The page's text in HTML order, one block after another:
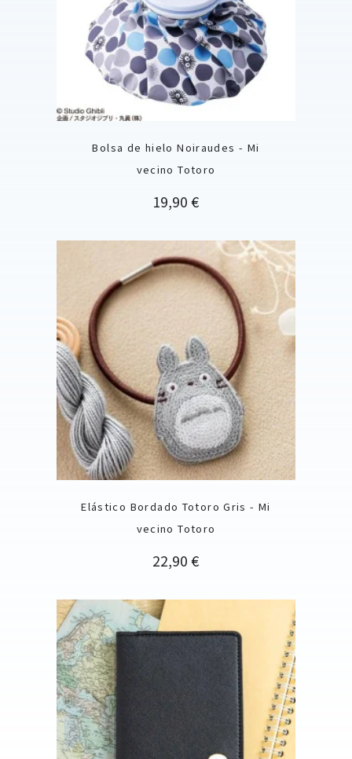
Bolsa de hielo Noiraudes - Mi
vecino Totoro
Precio
19,90 €
Elástico Bordado Totoro Gris - Mi
vecino Totoro
Precio
22,90 €